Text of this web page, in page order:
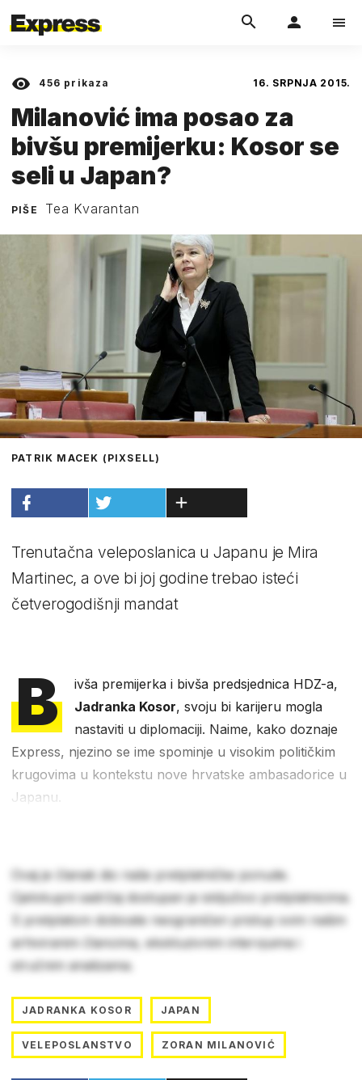
456 prikaza 16. SRPNJA 2015.
Milanović ima posao za
bivšu premijerku: Kosor se
seli u Japan?
PIŠE Tea Kvarantan
PATRIK MACEK (PIXSELL)
Trenutačna veleposlanica u Japanu je Mira
Martinec, a ove bi joj godine trebao isteći
četverogodišnji mandat
B
ivša premijerka i bivša predsjednica HDZ-a,
Jadranka Kosor, svoju bi karijeru mogla
nastaviti u diplomaciji. Naime, kako doznaje
Express, njezino se ime spominje u visokim političkim
krugovima u kontekstu nove hrvatske ambasadorice u
Japanu.
Ovaj je članak dio naše pretplatničke ponude.
Cjelokupni sadržaj dostupan je isključivo pretplatnicima.
S pretplatom dobivate neograničen pristup svim našim
arhiviranim člancima, ekskluzivnim intervjuima i
stručnim analizama.
JADRANKA KOSOR JAPAN
VELEPOSLANSTVO ZORAN MILANOVIĆ